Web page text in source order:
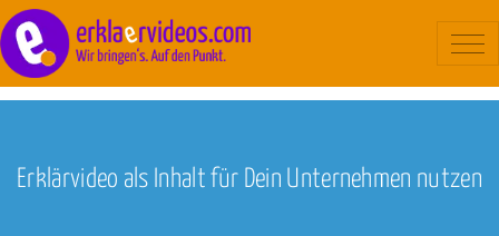
Blog
Erklärvideo als Inhalt für Dein Unternehmen nutzen